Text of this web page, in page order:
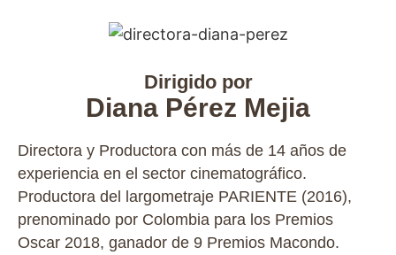
Dirigido por
Diana Pérez Mejia
Directora y Productora con más de 14 años de
experiencia en el sector cinematográfico.
Productora del largometraje PARIENTE (2016),
prenominado por Colombia para los Premios
Oscar 2018, ganador de 9 Premios Macondo.